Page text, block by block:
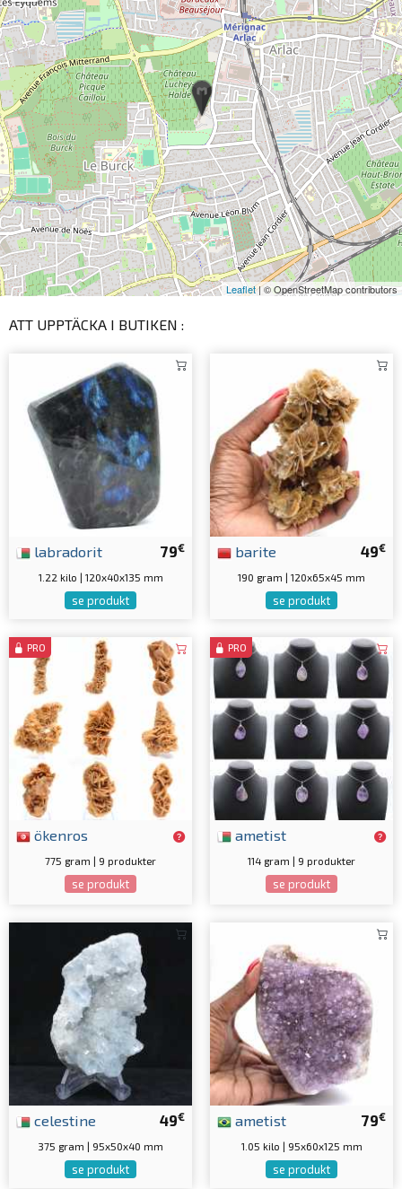
Leaflet| © OpenStreetMap contributors
ATT UPPTÄCKA I BUTIKEN :
79€
labradorit
1.22 kilo | 120x40x135 mm
se produkt
49€
barite
190 gram | 120x65x45 mm
se produkt
PRO
ökenros
775 gram | 9 produkter
se produkt
PRO
ametist
114 gram | 9 produkter
se produkt
49€
celestine
375 gram | 95x50x40 mm
se produkt
79€
ametist
1.05 kilo | 95x60x125 mm
se produkt